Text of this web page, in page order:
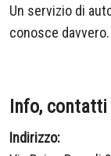
Un servizio di
conosce davvero.
Info,
Indirizzo: